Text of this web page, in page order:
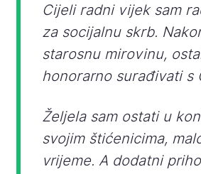
Cijeli radni vijek sam
za socijalnu skrb.
starosnu mirovinu,
honorarno surađivati s
Željela sam ostati u
svojim štićenicima,
vrijeme. A dodatni